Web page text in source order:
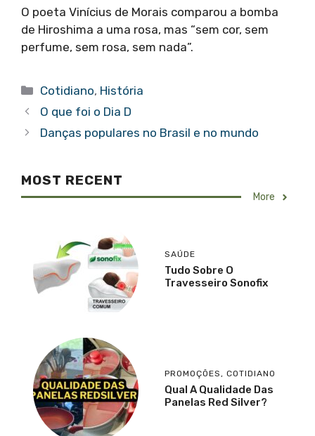
O poeta Vinícius de Morais comparou a bomba
de Hiroshima a uma rosa, mas “sem cor, sem
perfume, sem rosa, sem nada”.
Categorias
Cotidiano, História
O que foi o Dia D
Danças populares no Brasil e no mundo
MOST RECENT
More
SAÚDE
Tudo Sobre O
Travesseiro Sonofix
PROMOÇÕES , COTIDIANO
Qual A Qualidade Das
Panelas Red Silver?